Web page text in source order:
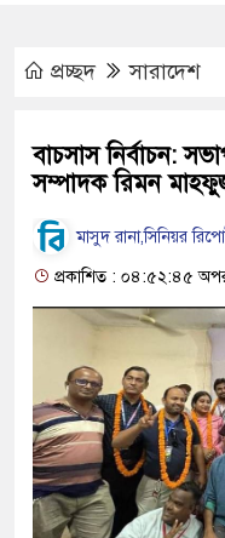
প্রচ্ছদ সারাদেশ
বাচসাস নির্বাচন:
সম্পাদক রিমন
মাসুদ রানা,সিনিয়র
প্রকাশিত : ০৪:৫২:৪৫